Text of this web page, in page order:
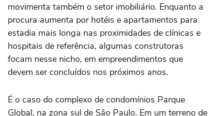
movimenta também o setor imobiliário. Enquanto a
procura aumenta por hotéis e apartamentos para
estadia mais longa nas proximidades de clínicas e
hospitais de referência, algumas construtoras
focam nesse nicho, em empreendimentos que
devem ser concluídos nos próximos anos.
É o caso do complexo de condomínios Parque
Global, na zona sul de São Paulo. Em um terreno de